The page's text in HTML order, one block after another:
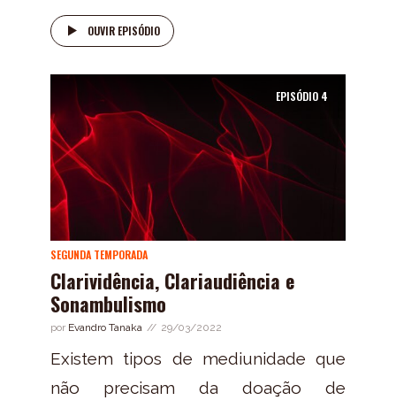
OUVIR EPISÓDIO
EPISÓDIO 4
SEGUNDA TEMPORADA
Clarividência, Clariaudiência e
Sonambulismo
por Evandro Tanaka 29/03/2022
Existem tipos de mediunidade que
não precisam da doação de